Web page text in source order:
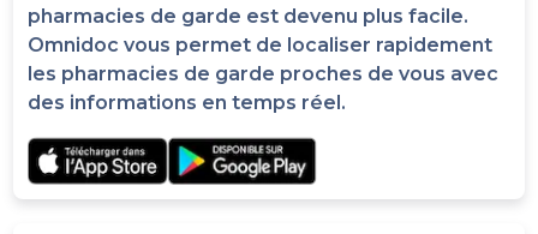
pharmacies de garde est devenu plus facile.
Omnidoc vous permet de localiser rapidement
les pharmacies de garde proches de vous avec
des informations en temps réel.